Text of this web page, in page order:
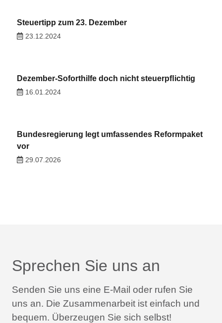
Steuertipp zum 23. Dezember
23.12.2024
Dezember-Soforthilfe doch nicht steuerpﬂichtig
16.01.2024
Bundesregierung legt umfassendes Reformpaket
vor
29.07.2026
Sprechen Sie uns an
Senden Sie uns eine E-Mail oder rufen Sie
uns an. Die Zusammenarbeit ist einfach und
bequem. Überzeugen Sie sich selbst!